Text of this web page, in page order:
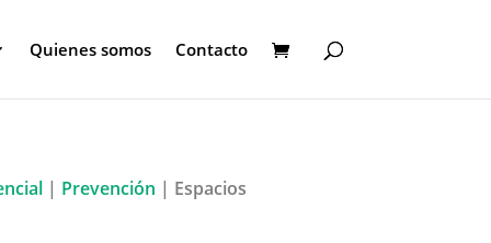
Quienes somos Contacto
| Prevención | Espacios